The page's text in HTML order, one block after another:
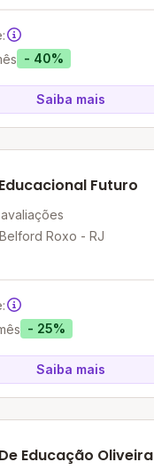
- 40%
Saiba mais
Futuro
Roxo - RJ
- 25%
Saiba mais
Educação Oliveira